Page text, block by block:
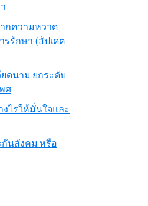
ากความหวาด
รักษา (อัปเดต
ยดนาม ยกระดับ
ศ
ไรให้มั่นใจและ
กันสังคม หรือ